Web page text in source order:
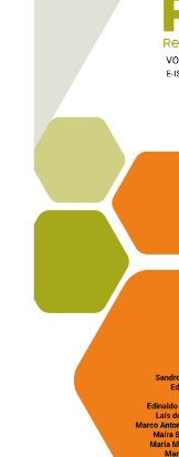
artigos